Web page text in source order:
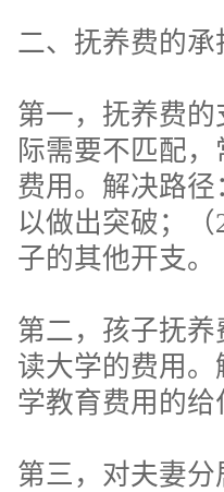
二、抚养费的承
第一，抚养费
际需要不匹配
费用。解决路
以做出突破；
子的其他开支。
第二，孩子抚
读大学的费用
学教育费用的
第三，对夫妻